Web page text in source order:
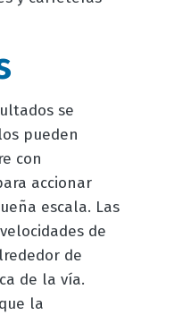
se
pueden
con
accionar
escala. Las
de
de
de la vía.
la